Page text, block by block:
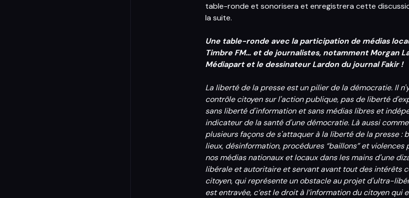
table-ronde et sonorisera et enregistrera cette
la suite.
Une table-ronde avec la participation de médias
Timbre FM… et de journalistes, notamment Morgan
Médiapart et le dessinateur Lardon du journal Fakir !
La liberté de la presse est un pilier de la démocratie. Il
contrôle citoyen sur l'action publique, pas de liberté
sans liberté d'information et sans médias libres et
indicateur de la santé d'une démocratie. Là aussi
plusieurs façons de s'attaquer à la liberté de la presse :
lieux, désinformation, procédures “baillons” et
nos médias nationaux et locaux dans les mains d'une
libérale et autoritaire et servant avant tout des intérêts
citoyen, qui représente un obstacle au projet d'ultra-
est entravée, c’est le droit à l’information du citoyen